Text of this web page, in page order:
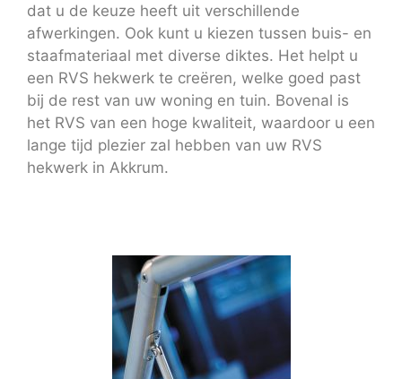
dat u de keuze heeft uit verschillende
afwerkingen. Ook kunt u kiezen tussen buis- en
staafmateriaal met diverse diktes. Het helpt u
een RVS hekwerk te creëren, welke goed past
bij de rest van uw woning en tuin. Bovenal is
het RVS van een hoge kwaliteit, waardoor u een
lange tijd plezier zal hebben van uw RVS
hekwerk in Akkrum.